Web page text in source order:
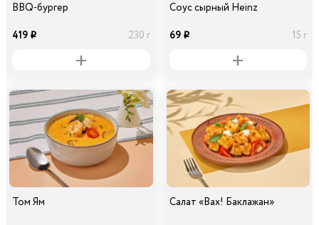
BBQ-бургер
419 i 230 г
Соус сырный Heinz
69 i 15 г
Том Ям Салат «Вах! Баклажан»